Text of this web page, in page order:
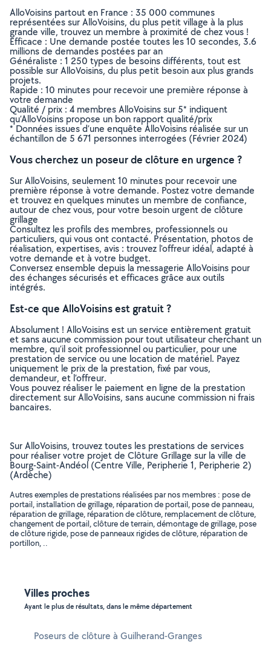
AlloVoisins partout en France : 35 000 communes
représentées sur AlloVoisins, du plus petit village à la plus
grande ville, trouvez un membre à proximité de chez vous !
Efficace : Une demande postée toutes les 10 secondes, 3.6
millions de demandes postées par an
Généraliste : 1 250 types de besoins différents, tout est
possible sur AlloVoisins, du plus petit besoin aux plus grands
projets.
Rapide : 10 minutes pour recevoir une première réponse à
votre demande
Qualité / prix : 4 membres AlloVoisins sur 5* indiquent
qu’AlloVoisins propose un bon rapport qualité/prix
* Données issues d’une enquête AlloVoisins réalisée sur un
échantillon de 5 671 personnes interrogées (Février 2024)
Vous cherchez un poseur de clôture en urgence ?
Sur AlloVoisins, seulement 10 minutes pour recevoir une
première réponse à votre demande. Postez votre demande
et trouvez en quelques minutes un membre de confiance,
autour de chez vous, pour votre besoin urgent de clôture
grillage
Consultez les profils des membres, professionnels ou
particuliers, qui vous ont contacté. Présentation, photos de
réalisation, expertises, avis : trouvez l'offreur idéal, adapté à
votre demande et à votre budget.
Conversez ensemble depuis la messagerie AlloVoisins pour
des échanges sécurisés et efficaces grâce aux outils
intégrés.
Est-ce que AlloVoisins est gratuit ?
Absolument ! AlloVoisins est un service entièrement gratuit
et sans aucune commission pour tout utilisateur cherchant un
membre, qu’il soit professionnel ou particulier, pour une
prestation de service ou une location de matériel. Payez
uniquement le prix de la prestation, fixé par vous,
demandeur, et l’offreur.
Vous pouvez réaliser le paiement en ligne de la prestation
directement sur AlloVoisins, sans aucune commission ni frais
bancaires.
Sur AlloVoisins, trouvez toutes les prestations de services
pour réaliser votre projet de Clôture Grillage sur la ville de
Bourg-Saint-Andéol (Centre Ville, Peripherie 1, Peripherie 2)
(Ardèche)
Autres exemples de prestations réalisées par nos membres : pose de
portail, installation de grillage, réparation de portail, pose de panneau,
réparation de grillage, réparation de clôture, remplacement de clôture,
changement de portail, clôture de terrain, démontage de grillage, pose
de clôture rigide, pose de panneaux rigides de clôture, réparation de
portillon, ..
Villes proches
Ayant le plus de résultats, dans le même département
Poseurs de clôture à Guilherand-Granges